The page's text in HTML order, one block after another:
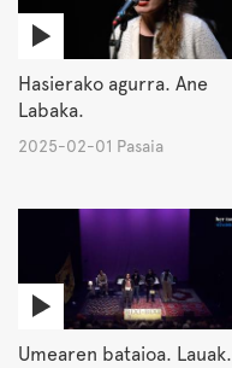
Hasierako agurra. Ane
Labaka.
2025-02-01 Pasaia
Umearen bataioa. Lauak.